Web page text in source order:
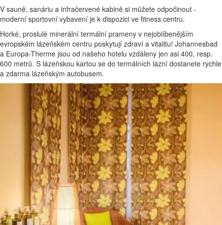
V sauně, sanáriu a infračervené kabině si můžete odpočinout -
moderní sportovní vybavení je k dispozici ve fitness centru.
Horké, proslulé minerální termální prameny v nejoblíbenějším
evropském lázeňském centru poskytují zdraví a vitalitu! Johannesbad
a Europa-Therme jsou od našeho hotelu vzdáleny jen asi 400, resp.
600 metrů. S lázeňskou kartou se do termálních lázní dostanete rychle
a zdarma lázeňským autobusem.